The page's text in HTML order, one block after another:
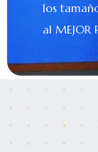
los
al MEJOR